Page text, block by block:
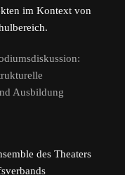
im Kontext von
Ausbildung
des Theaters